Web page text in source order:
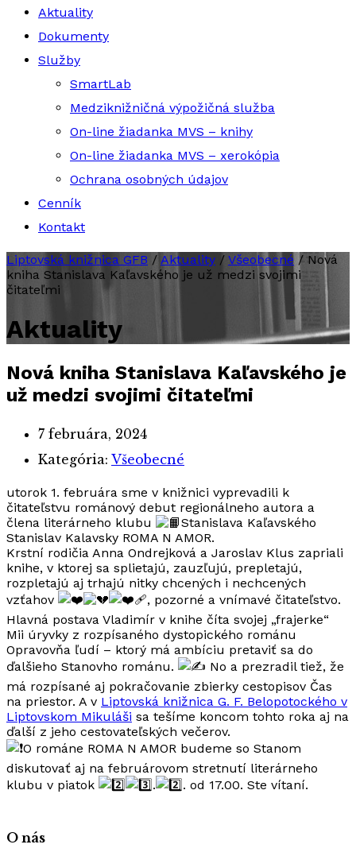
Aktuality
Dokumenty
Služby
SmartLab
Medziknižničná výpožičná služba
On-line žiadanka MVS – knihy
On-line žiadanka MVS – xerokópia
Ochrana osobných údajov
Cenník
Kontakt
Liptovská knižnica GFB / Aktuality / Všeobecné / Nová
kniha Stanislava Kaľavského je už medzi svojimi
čitateľmi
Aktuality
Nová kniha Stanislava Kaľavského je
už medzi svojimi čitateľmi
7 februára, 2024
Kategória: Všeobecné
utorok 1. februára sme v knižnici vyprevadili k
čitateľstvu románový debut regionálneho autora a
člena literárneho klubu
Stanislava Kaľavského
Stanislav Kalavsky ROMA N AMOR.
Krstní rodičia Anna Ondrejková a Jaroslav Klus zapriali
knihe, v ktorej sa splietajú, zauzľujú, prepletajú,
rozpletajú aj trhajú nitky chcených i nechcených
vzťahov
, pozorné a vnímavé čitateľstvo.
Hlavná postava Vladimír v knihe číta svojej „frajerke“
Mii úryvky z rozpísaného dystopického románu
Opravovňa ľudí – ktorý má ambíciu pretaviť sa do
ďalšieho Stanovho románu.
No a prezradil tiež, že
má rozpísané aj pokračovanie zbierky cestopisov Čas
na priestor. A v Liptovská knižnica G. F. Belopotockého v
Liptovskom Mikuláši sa tešíme koncom tohto roka aj na
ďalší z jeho cestovateľských večerov.
O románe ROMA N AMOR budeme so Stanom
diskutovať aj na februárovom stretnutí literárneho
klubu v piatok
. . od 17.00. Ste vítaní.
O nás